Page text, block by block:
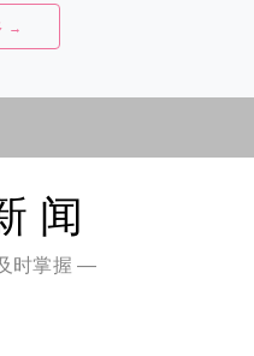
→
闻
时掌握 —